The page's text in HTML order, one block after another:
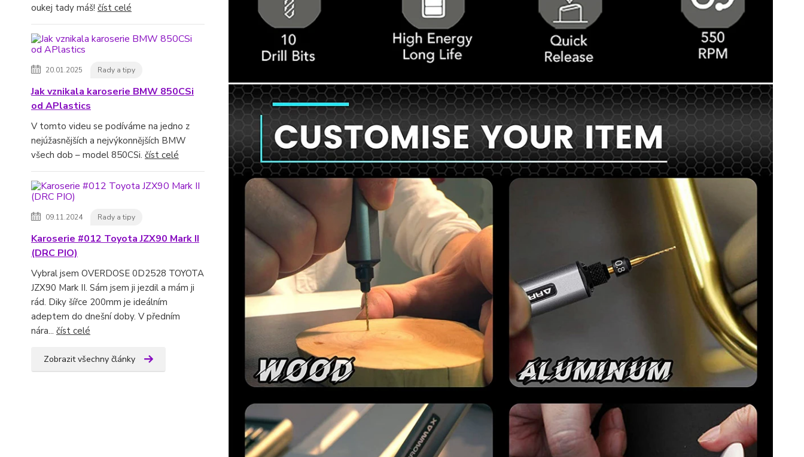
oukej tady máš! číst celé
20.01.2025 Rady a tipy
Jak vznikala karoserie BMW 850CSi
od APlastics
V tomto videu se podíváme na jedno z
nejúžasnějších a nejvýkonnějších BMW
všech dob – model 850CSi. číst celé
09.11.2024 Rady a tipy
Karoserie #012 Toyota JZX90 Mark II
(DRC PIO)
Vybral jsem OVERDOSE 0D2528 TOYOTA
JZX90 Mark II. Sám jsem ji jezdil a mám ji
rád. Diky šířce 200mm je ideálním
adeptem do dnešní doby. V předním
nára... číst celé
Zobrazit všechny články